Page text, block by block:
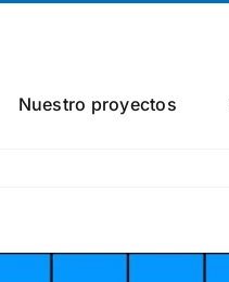
Nuestro proyectos